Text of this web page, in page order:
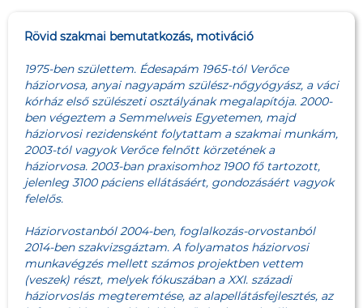
Rövid szakmai bemutatkozás, motiváció
1975-ben születtem. Édesapám 1965-tól Verőce
háziorvosa, anyai nagyapám szülész-nőgyógyász, a váci
kórház első szülészeti osztályának megalapítója. 2000-
ben végeztem a Semmelweis Egyetemen, majd
háziorvosi rezidensként folytattam a szakmai munkám,
2003-tól vagyok Verőce felnőtt körzetének a
háziorvosa. 2003-ban praxisomhoz 1900 fő tartozott,
jelenleg 3100 páciens ellátásáért, gondozásáért vagyok
felelős.
Háziorvostanból 2004-ben, foglalkozás-orvostanból
2014-ben szakvizsgáztam. A folyamatos háziorvosi
munkavégzés mellett számos projektben vettem
(veszek) részt, melyek fókuszában a XXI. századi
háziorvoslás megteremtése, az alapellátásfejlesztés, az